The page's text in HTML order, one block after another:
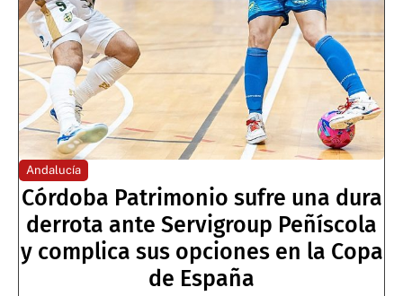
Andalucía
Córdoba Patrimonio sufre una dura
derrota ante Servigroup Peñíscola
y complica sus opciones en la Copa
de España